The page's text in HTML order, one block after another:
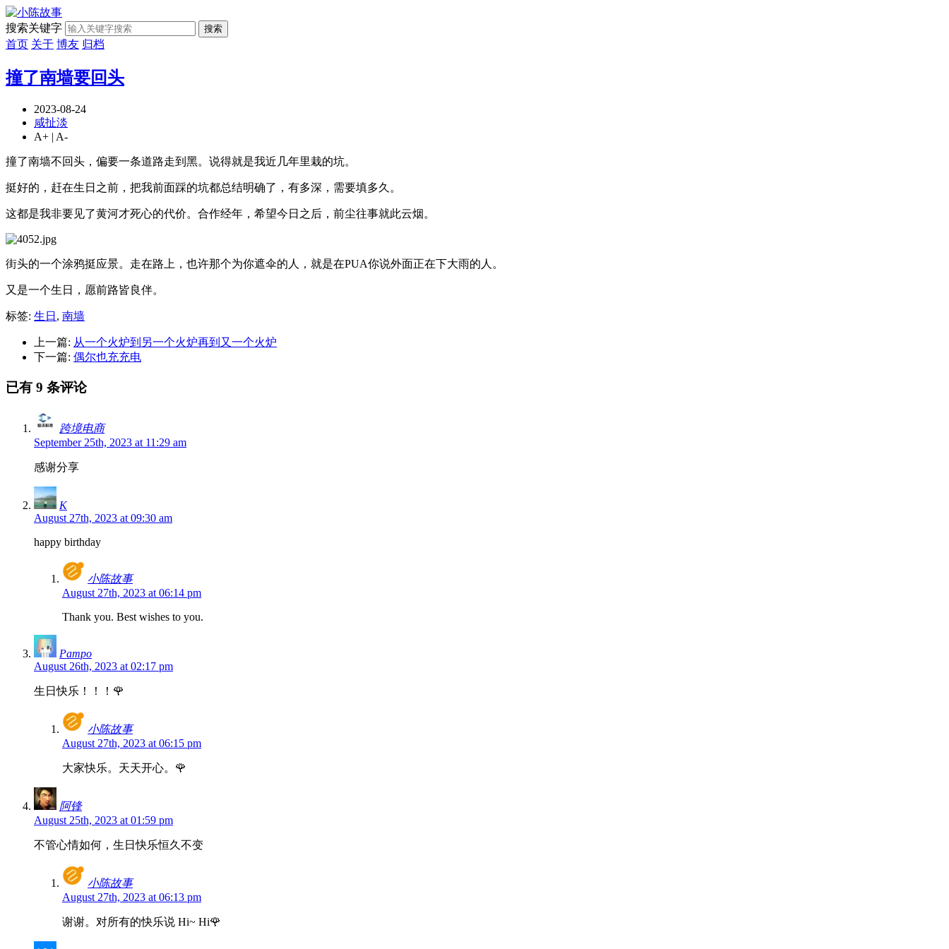
搜索关键字 搜索
首页 关于 博友 归档
撞了南墙要回头
2023-08-24
咸扯淡
A+ | A-
撞了南墙不回头，偏要一条道路走到黑。说得就是我近几年里栽的坑。
挺好的，赶在生日之前，把我前面踩的坑都总结明确了，有多深，需要填多久。
这都是我非要见了黄河才死心的代价。合作经年，希望今日之后，前尘往事就此云烟。
街头的一个涂鸦挺应景。走在路上，也许那个为你遮伞的人，就是在PUA你说外面正在下大雨的人。
又是一个生日，愿前路皆良伴。
标签: 生日 , 南墙
上一篇: 从一个火炉到另一个火炉再到又一个火炉
下一篇: 偶尔也充充电
已有 9 条评论
跨境电商
September 25th, 2023 at 11:29 am
感谢分享
K
August 27th, 2023 at 09:30 am
happy birthday
小陈故事
August 27th, 2023 at 06:14 pm
Thank you. Best wishes to you.
Pampo
August 26th, 2023 at 02:17 pm
生日快乐！！！🌹
小陈故事
August 27th, 2023 at 06:15 pm
大家快乐。天天开心。🌹
阿锋
August 25th, 2023 at 01:59 pm
不管心情如何，生日快乐恒久不变
小陈故事
August 27th, 2023 at 06:13 pm
谢谢。对所有的快乐说 Hi~ Hi🌹